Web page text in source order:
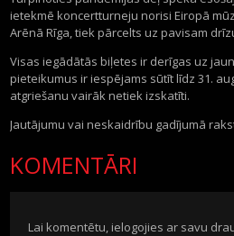
ietekmē koncertturneju norisi Eiropā
Arēnā Rīga, tiek pārcelts uz pavisam
Visas iegādātās biļetes ir derīgas uz
pieteikumus ir iespējams sūtīt līdz 31.
atgriešanu vairāk netiek izskatīti.
Jautājumu vai neskaidrību gadījumā
KOMENTĀRI
Lai komentētu, ielogojies ar savu